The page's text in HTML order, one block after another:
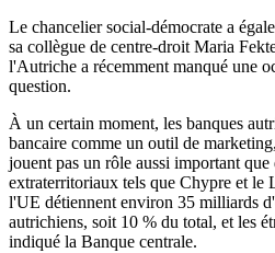
Le chancelier social-démocrate a
sa collègue de centre-droit Maria
l'Autriche a récemment manqué une
question.
À un certain moment, les banques
bancaire comme un outil de
jouent pas un rôle aussi important que
extraterritoriaux tels que Chypre et le
l'UE détiennent environ 35 milliards
autrichiens, soit 10 % du total, et les
indiqué la Banque centrale.